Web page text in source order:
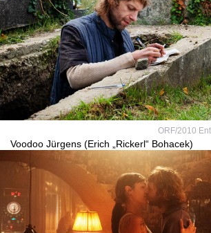
ORF/2010
Voodoo Jürgens (Erich „Rickerl“ Bohacek)